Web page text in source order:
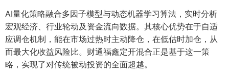
AI量化策略融合多因子模型与动态机器学习算法，实时分析
宏观经济、行业轮动及资金流向数据。其核心优势在于自适
应调仓机制，能在市场过热时主动降仓，在低估时加仓，从
而最大化收益风险比。财通福鑫定开混合正是基于这一策
略，实现了对传统被动投资的全面超越。